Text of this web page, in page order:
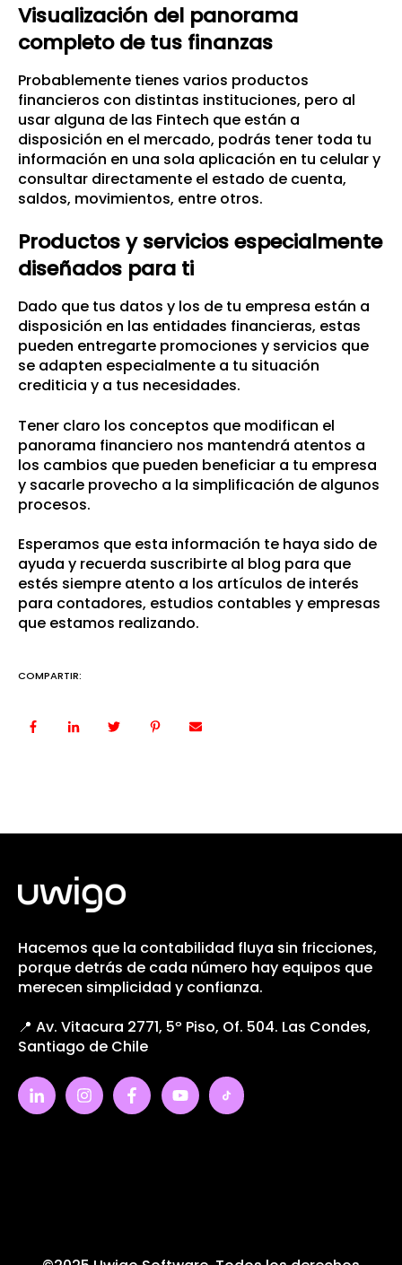
Visualización del panorama
completo de tus finanzas
Probablemente tienes varios productos
financieros con distintas instituciones, pero al
usar alguna de las Fintech que están a
disposición en el mercado, podrás tener toda tu
información en una sola aplicación en tu celular y
consultar directamente el estado de cuenta,
saldos, movimientos, entre otros.
Productos y servicios especialmente
diseñados para ti
Dado que tus datos y los de tu empresa están a
disposición en las entidades financieras, estas
pueden entregarte promociones y servicios que
se adapten especialmente a tu situación
crediticia y a tus necesidades.
Tener claro los conceptos que modifican el
panorama financiero nos mantendrá atentos a
los cambios que pueden beneficiar a tu empresa
y sacarle provecho a la simplificación de algunos
procesos.
Esperamos que esta información te haya sido de
ayuda y recuerda suscribirte al blog para que
estés siempre atento a los artículos de interés
para contadores, estudios contables y empresas
que estamos realizando.
COMPARTIR:
Hacemos que la contabilidad fluya sin fricciones,
porque detrás de cada número hay equipos que
merecen simplicidad y confianza.
📍 Av. Vitacura 2771, 5º Piso, Of. 504. Las Condes,
Santiago de Chile